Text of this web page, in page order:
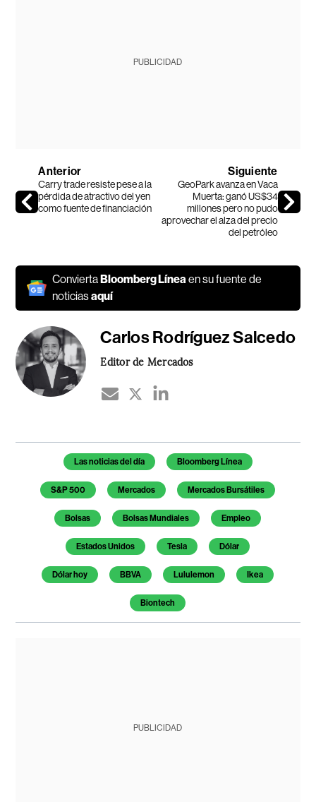
PUBLICIDAD
Anterior
Carry trade resiste pese a la
pérdida de atractivo del yen
como fuente de financiación
Siguiente
GeoPark avanza en Vaca
Muerta: ganó US$34
millones pero no pudo
aprovechar el alza del precio
del petróleo
ConviertaBloomberg Líneaen su fuente de
noticiasaquí
Carlos Rodríguez Salcedo
Editor de Mercados
Temas de este artículo
Las noticias del día Bloomberg Línea
S&P 500 Mercados Mercados Bursátiles
Bolsas Bolsas Mundiales Empleo
Estados Unidos Tesla Dólar
Dólar hoy BBVA Lululemon Ikea
Biontech
PUBLICIDAD